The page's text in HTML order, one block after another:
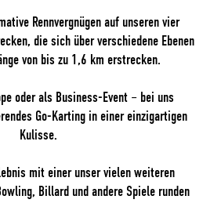
Rennvergnügen auf unseren vier
die sich über verschiedene Ebenen
von bis zu 1,6 km erstrecken.
oder als Business-Event – bei uns
Go-Karting in einer einzigartigen
Kulisse.
mit einer unser vielen weiteren
Billard und andere Spiele runden